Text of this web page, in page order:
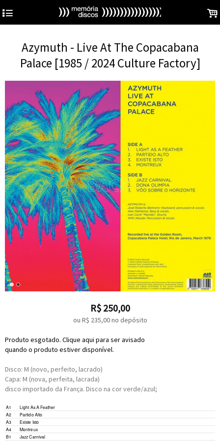
4 .
Azymuth - Live At The Copacabana
Palace [1985 / 2024 Culture Factory]
R$ 250,00
ou R$ 235,00no depósito
Produto esgotado. Clique aqui para ser avisado
quando o produto estiver disponível.
Disco: M (novo, perfeito, lacrado)
Capa: M (nova, perfeita, lacrada)
disco importado da França. Disco na cor verde/azul;
A1
Light As A Feather
A2
Partido Alto
A3
Existe Isto
A4
Montreux
B1
Jazz Carnival